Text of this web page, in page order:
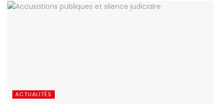
ACTUALITÉS